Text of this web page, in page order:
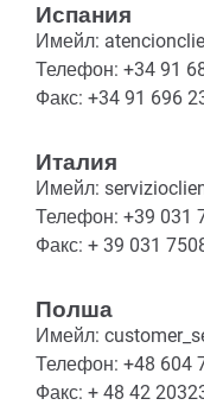
Испания
Имейл:
Телефон: +34 91
Факс: +34 91 696
Италия
Имейл:
Телефон: +39 031
Факс: + 39 031
Полша
Имейл:
Телефон: +48 604
Факс: + 48 42